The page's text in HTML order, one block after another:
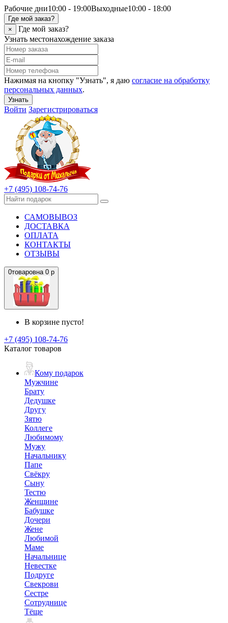
Рабочие дни10:00 - 19:00Выходные10:00 - 18:00
Где мой заказ?
×
Где мой заказ?
Узнать местонахождение заказа
Нажимая на кнопку "Узнать", я даю согласие на обработку
персональных данных.
Узнать
Войти Зарегистрироваться
+7 (495) 108-74-76
САМОВЫВОЗ
ДОСТАВКА
ОПЛАТА
КОНТАКТЫ
ОТЗЫВЫ
0товаровна 0 р
В корзине пусто!
+7 (495) 108-74-76
Каталог товаров
Кому подарок
Мужчине
Брату
Дедушке
Другу
Зятю
Коллеге
Любимому
Мужу
Начальнику
Папе
Свёкру
Сыну
Тестю
Женщине
Бабушке
Дочери
Жене
Любимой
Маме
Начальнице
Невестке
Подруге
Свекрови
Сестре
Сотруднице
Тёще